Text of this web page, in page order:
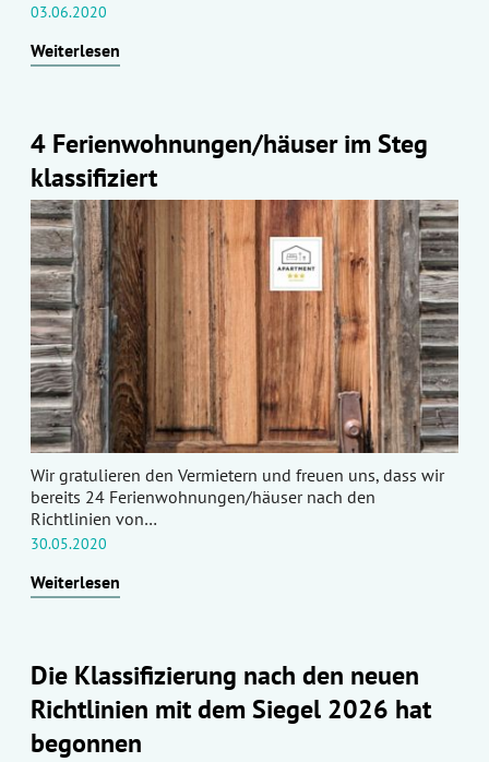
03.06.2020
Weiterlesen
4 Ferienwohnungen/häuser im Steg
klassifiziert
Wir gratulieren den Vermietern und freuen uns, dass wir
bereits 24 Ferienwohnungen/häuser nach den
Richtlinien von…
30.05.2020
Weiterlesen
Die Klassifizierung nach den neuen
Richtlinien mit dem Siegel 2026 hat
begonnen